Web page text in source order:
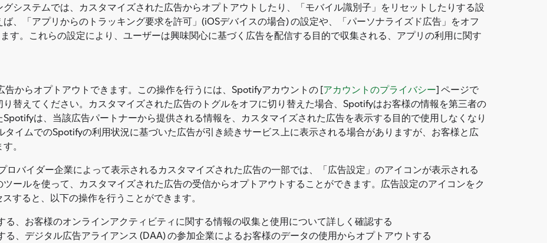
システムでは、カスタマイズされた広告からオプトアウトしたり、「モバイル識別子」をリセットしたりする設
、「アプリからのトラッキング要求を許可」(iOSデバイスの場合) の設定や、「パーソナライズド広告」をオフ
す。これらの設定により、ユーザーは興味関心に基づく広告を配信する目的で収集される、アプリの利用に関す
からオプトアウトできます。この操作を行うには、Spotifyアカウントの [アカウントのプライバシー] ページで
替えてください。カスタマイズされた広告のトグルをオフに切り替えた場合、Spotifyはお客様の情報を第三者の
は、当該広告パートナーから提供される情報を、カスタマイズされた広告を表示する目的で使用しなくなり
イムでのSpotifyの利用状況に基づいた広告が引き続きサービス上に表示される場合がありますが、お客様と広
。
バイダー企業によって表示されるカスタマイズされた広告の一部では、「広告設定」のアイコンが表示される
ールを使って、カスタマイズされた広告の受信からオプトアウトすることができます。広告設定のアイコンをク
すると、以下の操作を行うことができます。
、お客様のオンラインアクティビティに関する情報の収集と使用について詳しく確認する
、デジタル広告アライアンス (DAA) の参加企業によるお客様のデータの使用からオプトアウトする